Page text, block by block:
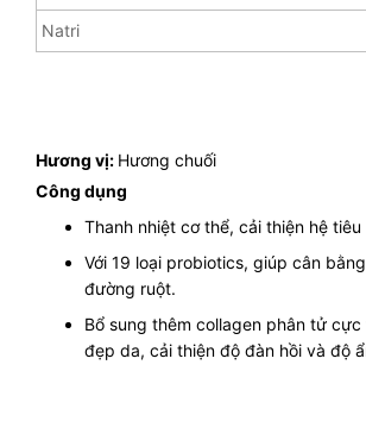
Natri
Hương vị: Hương chuối
Công dụng
Thanh nhiệt cơ thể, cải thiện hệ tiêu
Với 19 loại probiotics, giúp cân
đường ruột.
Bổ sung thêm collagen phân tử
đẹp da, cải thiện độ đàn hồi và độ